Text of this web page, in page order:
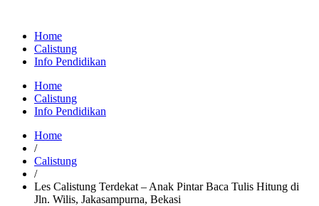
Home
Calistung
Info Pendidikan
Home
Calistung
Info Pendidikan
Home
/
Calistung
/
Les Calistung Terdekat – Anak Pintar Baca Tulis Hitung di
Jln. Wilis, Jakasampurna, Bekasi